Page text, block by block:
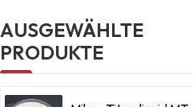
AUSGEWÄHLTE
PRODUKTE